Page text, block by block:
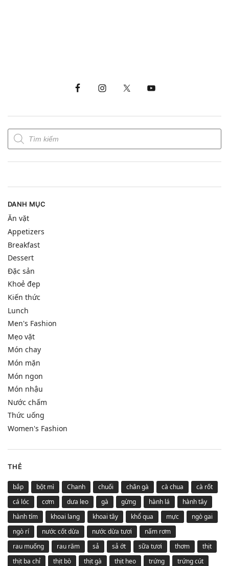
DANH MỤC
Ăn vặt
Appetizers
Breakfast
Dessert
Đặc sản
Khoẻ đẹp
Kiến thức
Lunch
Men's Fashion
Mẹo vặt
Món chay
Món mặn
Món ngon
Món nhậu
Nước chấm
Thức uống
Women's Fashion
THẺ
bắp bột mì Chanh chuối chân gà cà chua
cà rốt
cá lóc
cơm dưa leo gà gừng hành lá
hành tây
hành tím
khoai lang khoai tây khổ qua mực
ngò gai
ngò rí
nước cốt dừa nước dừa tươi
nấm rơm
rau muống
rau răm sả sả ớt sữa tươi thơm
thịt
thịt ba chỉ
thịt bò thịt gà thịt heo trứng
trứng cút